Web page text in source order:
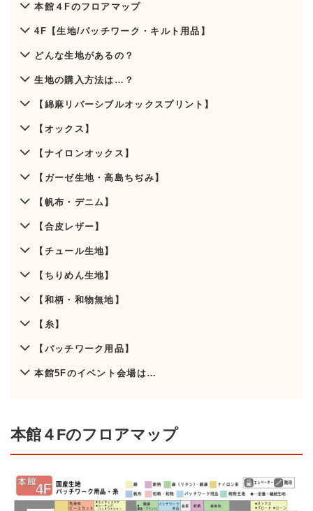
本館４Fのフロアマップ
4F【生地/パッチワーク・キルト用品】
どんな生地があるの？
生地の購入方法は…？
【綿麻リバーシブルオックスプリント】
【オックス】
【ナイロンオックス】
【ガーゼ生地・高島ちぢみ】
【帆布・デニム】
【合皮レザー】
【チュール生地】
【ちりめん生地】
【和柄・和物無地】
【糸】
【パッチワーク用品】
本館5Fのイベント会場は…
本館４Fのフロアマップ